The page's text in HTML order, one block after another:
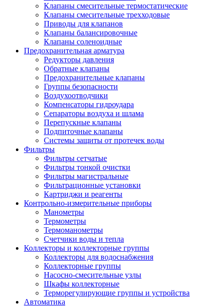
Клапаны смесительные термостатические
Клапаны смесительные трехходовые
Приводы для клапанов
Клапаны балансировочные
Клапаны соленоидные
Предохранительная арматура
Редукторы давления
Обратные клапаны
Предохранительные клапаны
Группы безопасности
Воздухоотводчики
Компенсаторы гидроудара
Сепараторы воздуха и шлама
Перепускные клапаны
Подпиточные клапаны
Системы защиты от протечек воды
Фильтры
Фильтры сетчатые
Фильтры тонкой очистки
Фильтры магистральные
Фильтрационные установки
Картриджи и реагенты
Контрольно-измерительные приборы
Манометры
Термометры
Термоманометры
Счетчики воды и тепла
Коллекторы и коллекторные группы
Коллекторы для водоснабжения
Коллекторные группы
Насосно-смесительные узлы
Шкафы коллекторные
Терморегулирующие группы и устройства
Автоматика